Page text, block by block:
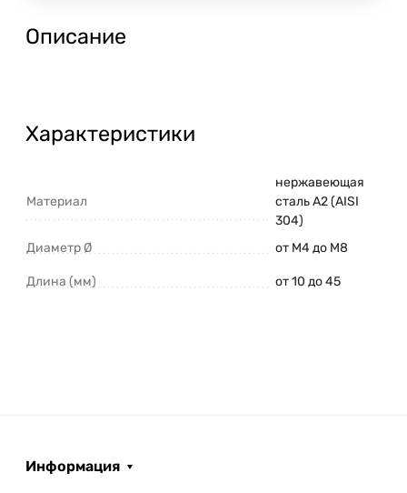
Описание
Характеристики
Материал
нержавеющая
сталь A2 (AISI
304)
Диаметр Ø
от М4 до М8
Длина (мм) от 10 до 45
Информация